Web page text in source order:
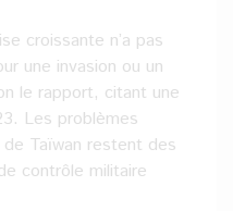
croissante n’a pas
une invasion ou un
le rapport, citant une
Les problèmes
Taïwan restent des
contrôle militaire